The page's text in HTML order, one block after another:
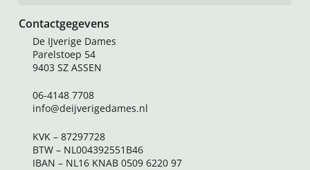
Contactgegevens
De IJverige Dames
Parelstoep 54
9403 SZ ASSEN
06-4148 7708
info@deijverigedames.nl
KVK – 87297728
BTW – NL004392551B46
IBAN – NL16 KNAB 0509 6220 97